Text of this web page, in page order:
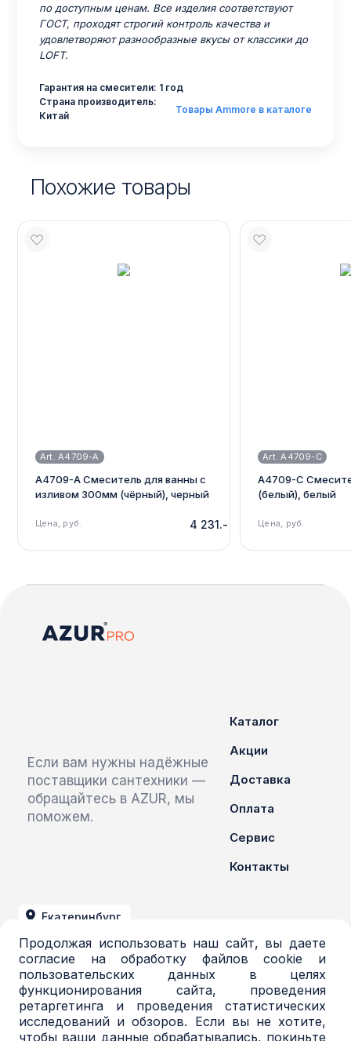
по доступным ценам. Все изделия соответствуют
ГОСТ, проходят строгий контроль качества и
удовлетворяют разнообразные вкусы от классики до
LOFT.
Гарантия на смесители: 1 год
Страна производитель:
Китай
Товары Ammore в каталоге
Похожие товары
Art. A4709-A
A4709-A Смеситель для ванны с
изливом 300мм (чёрный), черный
Цена, руб. 4 231.-
Art. A4709-C
A4709-C
(белый), белый
Цена, руб.
Продолжая использовать наш сайт, вы даете
согласие на обработку файлов cookie и
пользовательских данных в целях
функционирования сайта, проведения
ретаргетинга и проведения статистических
исследований и обзоров. Если вы не хотите,
чтобы ваши данные обрабатывались, покиньте
Если вам нужны надёжные
поставщики сантехники —
обращайтесь в AZUR, мы
поможем.
Каталог
Акции
Доставка
Оплата
Сервис
Контакты
Екатеринбург
+7 (343) 379-03-71
azur@azur-opt.ru